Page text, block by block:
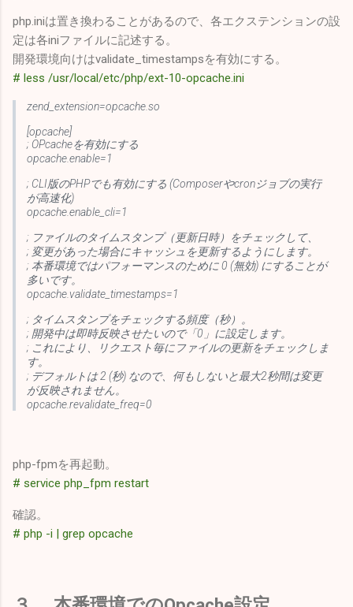
php.iniは置き換わることがあるので、各エクステンションの設
定は各iniファイルに記述する。
開発環境向けはvalidate_timestampsを有効にする。
# less /usr/local/etc/php/ext-10-opcache.ini
zend_extension=opcache.so
[opcache]
; OPcacheを有効にする
opcache.enable=1
; CLI版のPHPでも有効にする (Composerやcronジョブの実行
が高速化)
opcache.enable_cli=1
; ファイルのタイムスタンプ（更新日時）をチェックして、
; 変更があった場合にキャッシュを更新するようにします。
; 本番環境ではパフォーマンスのために 0 (無効) にすることが
多いです。
opcache.validate_timestamps=1
; タイムスタンプをチェックする頻度（秒）。
; 開発中は即時反映させたいので「0」に設定します。
; これにより、リクエスト毎にファイルの更新をチェックしま
す。
; デフォルトは 2 (秒) なので、何もしないと最大2秒間は変更
が反映されません。
opcache.revalidate_freq=0
php-fpmを再起動。
# service php_fpm restart
確認。
# php -i | grep opcache